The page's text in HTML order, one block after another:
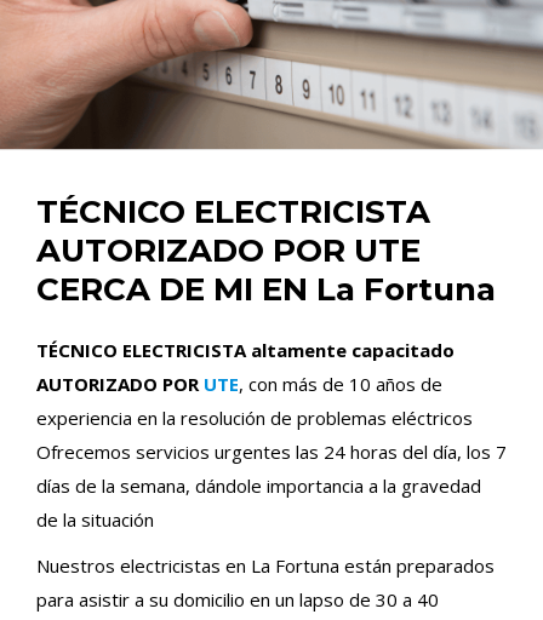
TÉCNICO ELECTRICISTA
AUTORIZADO POR UTE
CERCA DE MI EN La Fortuna
TÉCNICO ELECTRICISTA altamente capacitado
AUTORIZADO POR UTE, con más de 10 años de
experiencia en la resolución de problemas eléctricos
Ofrecemos servicios urgentes las 24 horas del día, los 7
días de la semana, dándole importancia a la gravedad
de la situación
Nuestros electricistas en La Fortuna están preparados
para asistir a su domicilio en un lapso de 30 a 40